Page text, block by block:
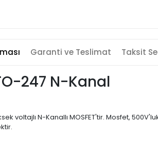
Garanti ve Teslimat Taksit
247 N-Kanal
voltajlı N-Kanallı MOSFET'tir. Mosfet,